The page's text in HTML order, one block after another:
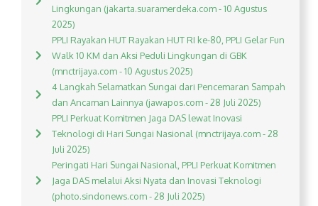
Lingkungan (jakarta.suaramerdeka.com - 10 Agustus
2025)
PPLI Rayakan HUT Rayakan HUT RI ke-80, PPLI Gelar Fun
Walk 10 KM dan Aksi Peduli Lingkungan di GBK
(mnctrijaya.com - 10 Agustus 2025)
4 Langkah Selamatkan Sungai dari Pencemaran Sampah
dan Ancaman Lainnya (jawapos.com - 28 Juli 2025)
PPLI Perkuat Komitmen Jaga DAS lewat Inovasi
Teknologi di Hari Sungai Nasional (mnctrijaya.com - 28
Juli 2025)
Peringati Hari Sungai Nasional, PPLI Perkuat Komitmen
Jaga DAS melalui Aksi Nyata dan Inovasi Teknologi
(photo.sindonews.com - 28 Juli 2025)